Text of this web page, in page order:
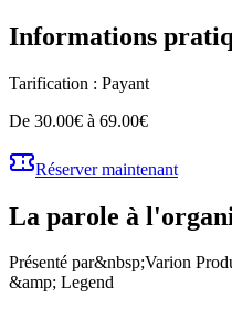
Informations
Tarification : Payant
De 30.00€ à 69.00€
Réserver maintenant
La parole à
Présenté par&nbsp;Varion
&amp; Legend